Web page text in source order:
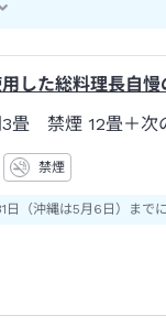
した総料理長自
3畳 禁煙 12畳＋次
禁煙
（沖縄は5月6日）まで